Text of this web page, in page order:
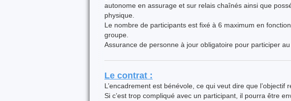
autonome en assurage et sur relais chaînés ainsi que
physique.
Le nombre de participants est fixé à 6 maximum en
groupe.
Assurance de personne à jour obligatoire pour participer
Le contrat :
L’encadrement est bénévole, ce qui veut dire que l’objectif
Si c’est trop compliqué avec un participant, il pourra être